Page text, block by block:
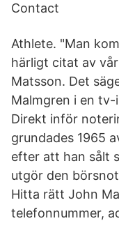
Contact
Athlete. "Man
härligt citat av
Matsson. Det
Malmgren i en
Direkt inför
grundades 1965
efter att han sålt
utgör den
Hitta rätt John
telefonnummer,